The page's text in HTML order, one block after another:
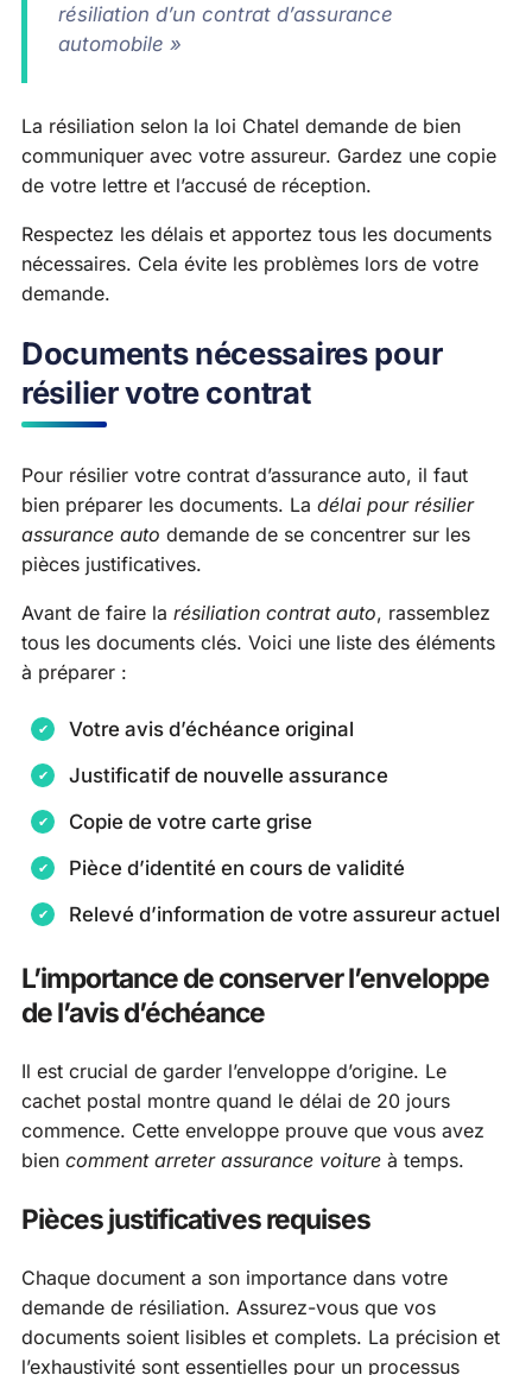
résiliation d’un contrat d’assurance
automobile »
La résiliation selon la loi Chatel demande de bien
communiquer avec votre assureur. Gardez une copie
de votre lettre et l’accusé de réception.
Respectez les délais et apportez tous les documents
nécessaires. Cela évite les problèmes lors de votre
demande.
Documents nécessaires pour
résilier votre contrat
Pour résilier votre contrat d’assurance auto, il faut
bien préparer les documents. La délai pour résilier
assurance auto demande de se concentrer sur les
pièces justificatives.
Avant de faire la résiliation contrat auto, rassemblez
tous les documents clés. Voici une liste des éléments
à préparer :
Votre avis d’échéance original
Justificatif de nouvelle assurance
Copie de votre carte grise
Pièce d’identité en cours de validité
Relevé d’information de votre assureur actuel
L’importance de conserver l’enveloppe
de l’avis d’échéance
Il est crucial de garder l’enveloppe d’origine. Le
cachet postal montre quand le délai de 20 jours
commence. Cette enveloppe prouve que vous avez
bien comment arreter assurance voiture à temps.
Pièces justificatives requises
Chaque document a son importance dans votre
demande de résiliation. Assurez-vous que vos
documents soient lisibles et complets. La précision et
l’exhaustivité sont essentielles pour un processus